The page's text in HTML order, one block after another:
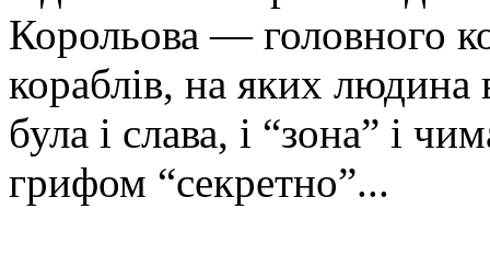
Корольова — головного
кораблів, на яких
була і слава, і “зона” і
грифом “секретно”...